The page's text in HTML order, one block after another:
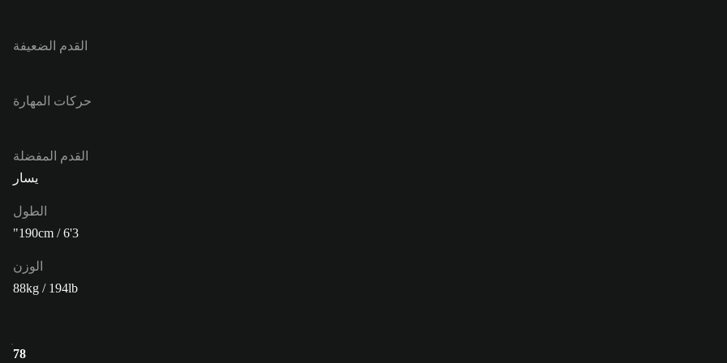
القدم الضعيفة
حركات المهارة
القدم المفضلة
يسار
الطول
190cm / 6'3"
الوزن
88kg / 194lb
78